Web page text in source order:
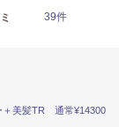
39件
＋美髪TR 通常¥14300